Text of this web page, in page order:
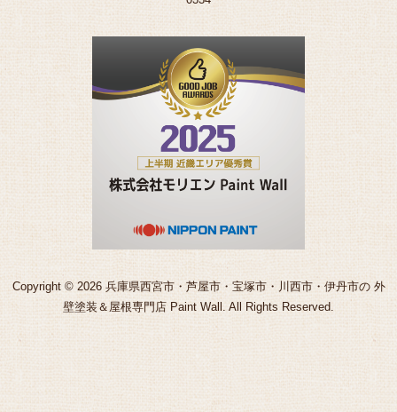
Copyright © 2026 兵庫県西宮市・芦屋市・宝塚市・川西市・伊丹市の 外
壁塗装＆屋根専門店 Paint Wall. All Rights Reserved.